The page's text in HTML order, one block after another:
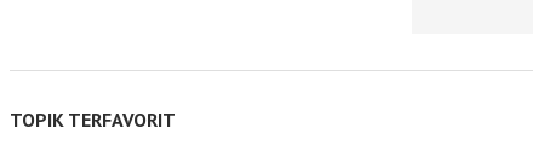
TOPIK TERFAVORIT